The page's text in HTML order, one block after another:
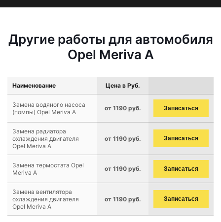
Другие работы для автомобиля
Opel Meriva A
Наименование Цена в Руб.
Замена водяного насоса
(помпы) Opel Meriva A
от 1190 руб. Записаться
Замена радиатора
охлаждения двигателя
Opel Meriva A
от 1190 руб. Записаться
Замена термостата Opel
Meriva A
от 1190 руб. Записаться
Замена вентилятора
охлаждения двигателя
Opel Meriva A
от 1190 руб. Записаться